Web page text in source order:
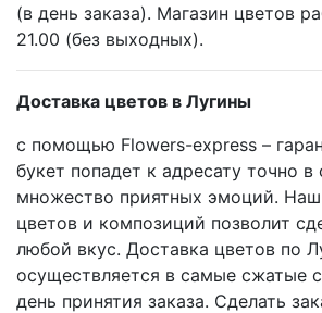
(в день заказа). Магазин цветов
21.00 (без выходных).
Доставка цветов в Лугины
с помощью Flowers-express –
букет попадет к адресату точно
множество приятных эмоций. Наш
цветов и композиций позволит
любой вкус. Доставка цветов по
осуществляется в самые сжатые
день принятия заказа. Сделать